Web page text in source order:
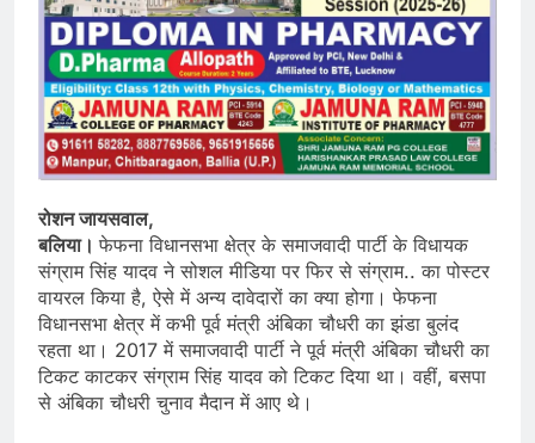
रोशन जायसवाल,
बलिया।फेफना विधानसभा क्षेत्र के समाजवादी पार्टी के विधायक
संग्राम सिंह यादव ने सोशल मीडिया पर फिर से संग्राम.. का पोस्टर
वायरल किया है, ऐसे में अन्य दावेदारों का क्या होगा। फेफना
विधानसभा क्षेत्र में कभी पूर्व मंत्री अंबिका चौधरी का झंडा बुलंद
रहता था। 2017 में समाजवादी पार्टी ने पूर्व मंत्री अंबिका चौधरी का
टिकट काटकर संग्राम सिंह यादव को टिकट दिया था। वहीं, बसपा
से अंबिका चौधरी चुनाव मैदान में आए थे।